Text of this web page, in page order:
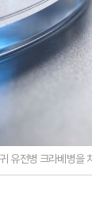
유전병 크라베병을